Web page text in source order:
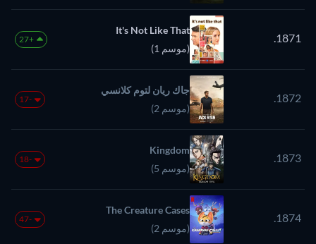
1871.
It's Not Like That
(موسم 1)
+27
1872.
جاك ريان لتوم كلانسي
(موسم 2)
-17
1873.
Kingdom
(موسم 5)
-18
1874.
The Creature Cases
(موسم 2)
-47